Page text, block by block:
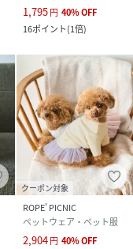
1,795円 40%OFF
16ポイント(1倍)
クーポン対象
ROPE' PICNIC
ペットウェア・ペット服
2,904円 40%OFF